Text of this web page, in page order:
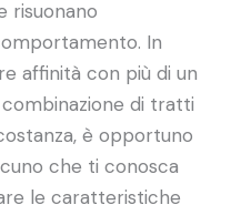
risuonano
In
affinità con più di un
di tratti
è opportuno
che ti conosca
le caratteristiche